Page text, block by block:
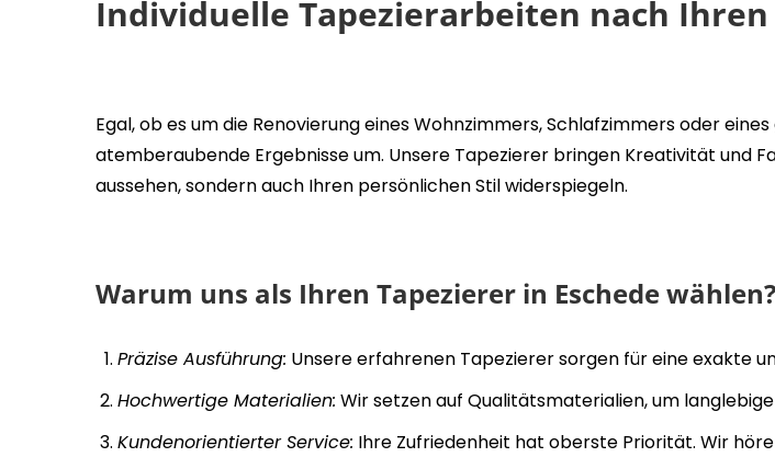
Individuelle Tapezierarbeiten nach
Egal, ob es um die Renovierung eines Wohnzimmers, Schlafzimmers oder
atemberaubende Ergebnisse um. Unsere Tapezierer bringen Kreativität und
aussehen, sondern auch Ihren persönlichen Stil widerspiegeln.
Warum uns als Ihren Tapezierer in Eschede wählen?
Präzise Ausführung: Unsere erfahrenen Tapezierer sorgen für eine exakte
Hochwertige Materialien: Wir setzen auf Qualitätsmaterialien, um
Kundenorientierter Service: Ihre Zufriedenheit hat oberste Priorität. Wir